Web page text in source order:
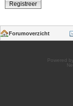
Registreer
Forumoverzicht
Powered